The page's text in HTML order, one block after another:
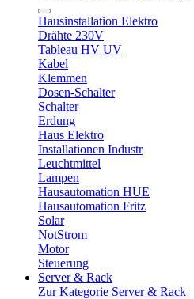
Hausinstallation Elektro
Drähte 230V
Tableau HV UV
Kabel
Klemmen
Dosen-Schalter
Schalter
Erdung
Haus Elektro
Installationen Industr
Leuchtmittel
Lampen
Hausautomation HUE
Hausautomation Fritz
Solar
NotStrom
Motor
Steuerung
Server & Rack
Zur Kategorie Server & Rack